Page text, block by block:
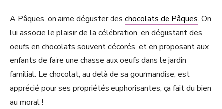
A Pâques, on aime déguster des chocolats de Pâques. On
lui associe le plaisir de la célébration, en dégustant des
oeufs en chocolats souvent décorés, et en proposant aux
enfants de faire une chasse aux oeufs dans le jardin
familial. Le chocolat, au delà de sa gourmandise, est
apprécié pour ses propriétés euphorisantes, ça fait du bien
au moral !